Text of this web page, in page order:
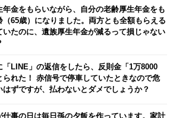
年金をもらいながら、自分の老齢厚生年金をも
（65歳）になりました。両方とも全額もらえる
いたのに、遺族厚生年金が減るって損じゃない
「LINE」の返信をしたら、反則金「1万8000
られた！ 赤信号で停車していたときなので危
はずですが、払わないとダメでしょうか？
仕事の日は毎日孫の夕飯を作っています。家計